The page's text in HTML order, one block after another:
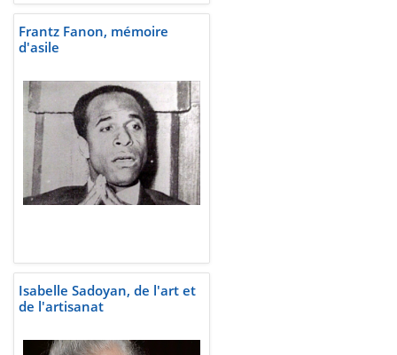
Frantz Fanon, mémoire
d'asile
Isabelle Sadoyan, de l'art et
de l'artisanat